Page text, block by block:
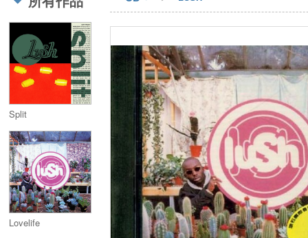
Split
Lovelife